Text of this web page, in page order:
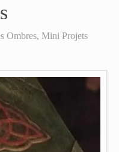
Ombres, Mini Projets